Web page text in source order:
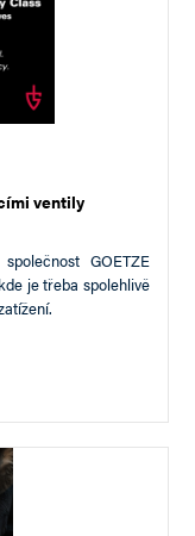
ventily
GOETZE
je třeba spolehlivě